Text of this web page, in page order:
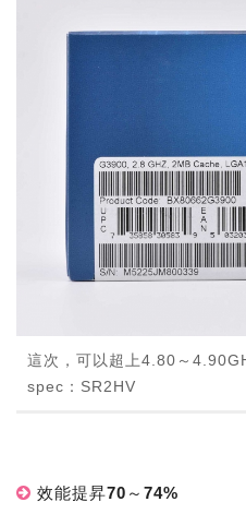
這次，可以超上4.80～
spec：SR2HV
效能提昇70～74%